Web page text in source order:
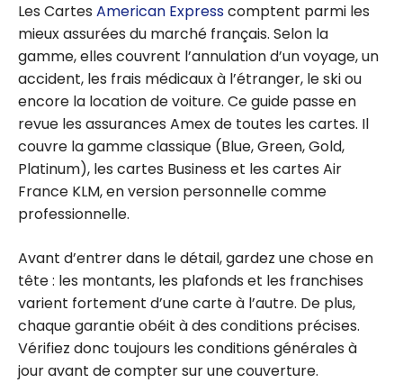
Les Cartes American Expresscomptent parmi les
mieux assurées du marché français. Selon la
gamme, elles couvrent l’annulation d’un voyage, un
accident, les frais médicaux à l’étranger, le ski ou
encore la location de voiture. Ce guide passe en
revue les assurances Amex de toutes les cartes. Il
couvre la gamme classique (Blue, Green, Gold,
Platinum), les cartes Business et les cartes Air
France KLM, en version personnelle comme
professionnelle.
Avant d’entrer dans le détail, gardez une chose en
tête : les montants, les plafonds et les franchises
varient fortement d’une carte à l’autre. De plus,
chaque garantie obéit à des conditions précises.
Vérifiez donc toujours les conditions générales à
jour avant de compter sur une couverture.